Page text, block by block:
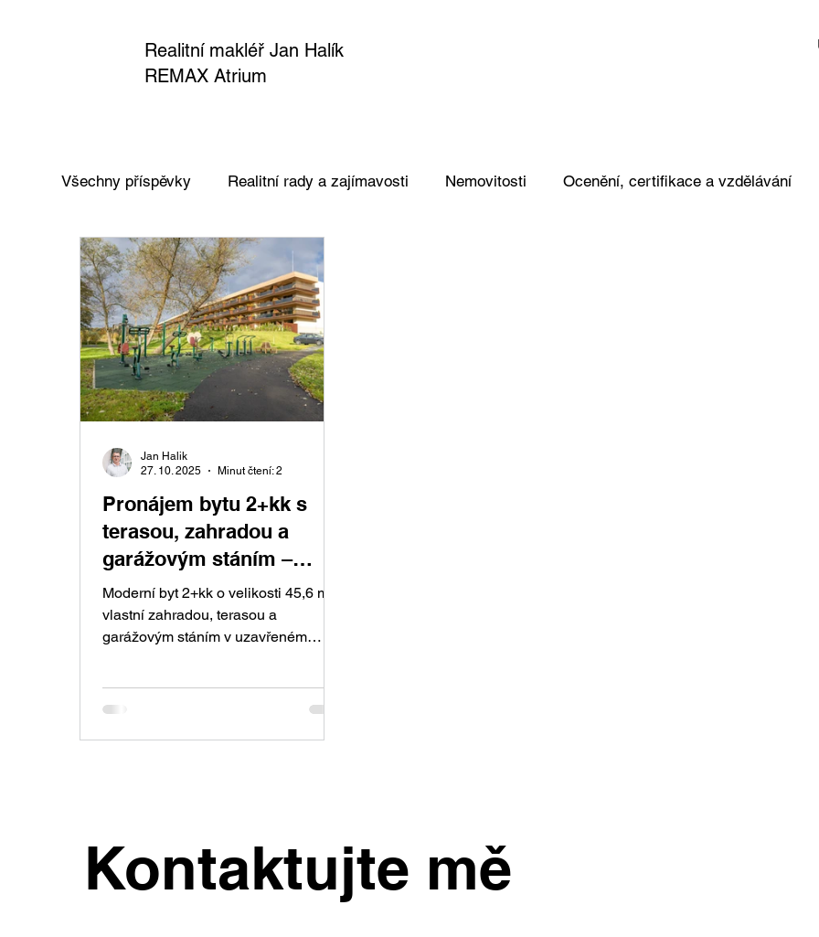
Realitní makléř Jan Halík
REMAX Atrium
Všechny příspěvky Realitní rady a zajímavosti Nemovitosti Ocenění, certifikace a vzdělávání
Pronájem bytu 2+kk s
terasou, zahradou a
garážovým stáním –
Slánský Mlýn, Slaný
Moderní byt 2+kk o velikosti 45,6 m² s
vlastní zahradou, terasou a
garážovým stáním v uzavřeném
výborným spojením do Prahy.
Jan Halik
27. 10. 2025
Minut čtení: 2
Kontaktujte mě